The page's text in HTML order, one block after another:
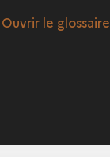
Ouvrir le glossaire